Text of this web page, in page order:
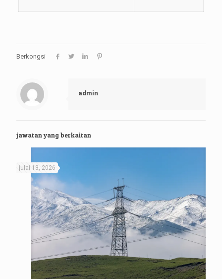
Berkongsi
admin
jawatan yang berkaitan
julai 13, 2026